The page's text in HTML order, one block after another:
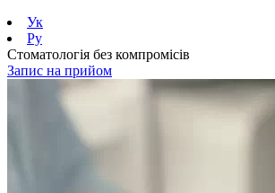
Ук
Ру
Стоматологія без компромісів
Запис на прийом